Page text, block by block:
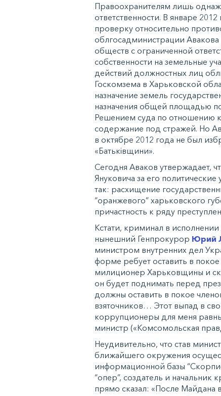
Правоохранителям лишь
ответственности. В январе
проверку относительно
облгосадминистрации
обществ с ограниченной
собственности на земельные
действий должностных лиц
Госкомзема в Харьковской
назначение земель
назначения общей площадью
Решением суда по отношению
содержание под стражей. Но
в октябре 2012 года не был
«Батьківщини».
Сегодня Аваков утвержадает,
Януковича за его
так: расхищение
“оранжевого” харьковского
причастность к ряду
Кстати, криминал в
нынешний Генпрокурор Юрий
министром внутренних дел
форме ребует оставить в
милиционер Харьковщины и
он будет поднимать перед
должны оставить в покое
взяточников… Этот выпад в
коррупционеры для меня
министр («Комсомольская
Неудивительно, что став
ближайшего окружения
информационной базы
“опер”, создатель и
прямо сказал: «После Майдана